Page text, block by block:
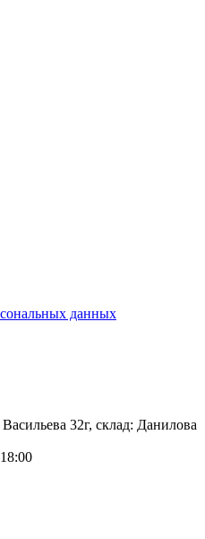
данных
32г, склад: Данилова